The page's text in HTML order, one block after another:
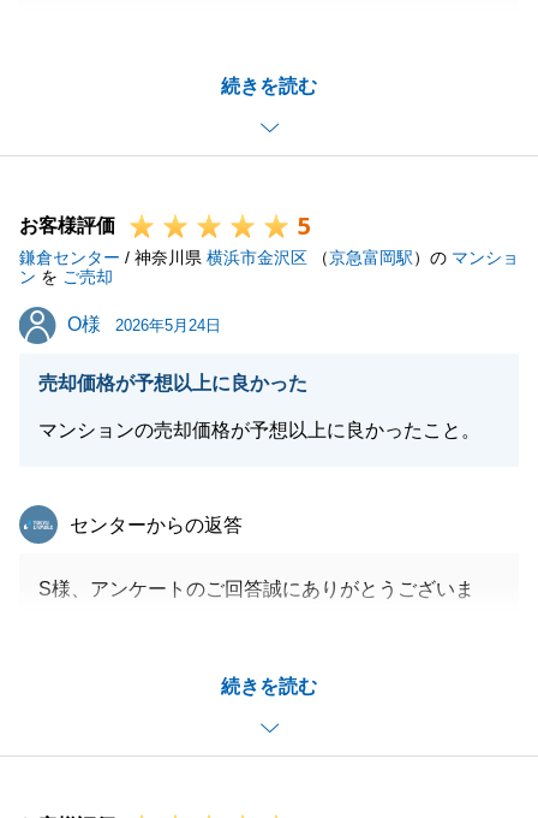
続きを読む
こと大変嬉しく思います。
S様にお力添えをいただき無事にお引渡しを迎えられ
ました。
引き続き東急リバブルをご愛顧のほどよろしくお願い
いたします。
お客様評価 5
鎌倉センター / 神奈川県 横浜市金沢区 （京急富岡駅）の マンショ
ン を ご売却
O様
O様 2026年5月24日
売却価格が予想以上に良かった
マンションの売却価格が予想以上に良かったこと。
続きを読む
東急リバブル
センターからの返答
S様、アンケートのご回答誠にありがとうございま
当初のご相談の折から私の提案をとても真摯に受け止
めて頂き、S様が売却活動中の内見の際にも丁寧にご